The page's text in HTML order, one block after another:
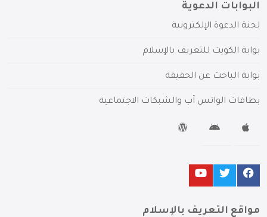
البوابات الدعوية
لجنة الدعوة الإلكترونية
بوابة الكويت للتعريف بالإسلام
بوابة الباحث عن الحقيقة
بطاقات الواتس آب والشبكات الاجتماعية
مواقع التعريف بالإسلام